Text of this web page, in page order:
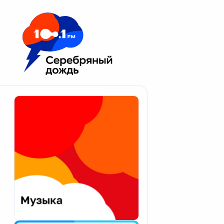
Москва 100.1 FM
Апатиты
Екатеринбург
Калининград
Калуга